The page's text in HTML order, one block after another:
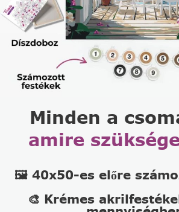
Minden a
amire
🖼️ 40x50-es előre
🎨 Krémes